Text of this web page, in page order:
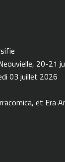
20-21
03 juillet 2026
et Era